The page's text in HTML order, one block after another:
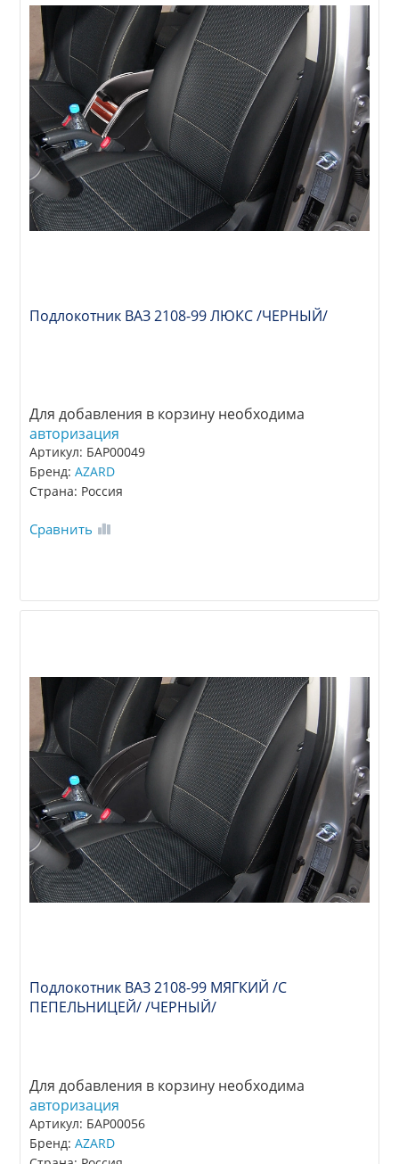
Подлокотник ВАЗ 2108-99 ЛЮКС /ЧЕРНЫЙ/
Для добавления в корзину необходима
авторизация
Артикул: БАР00049
Бренд:AZARD
Страна: Россия
Сравнить
Подлокотник ВАЗ 2108-99 МЯГКИЙ /С
ПЕПЕЛЬНИЦЕЙ/ /ЧЕРНЫЙ/
Для добавления в корзину необходима
авторизация
Артикул: БАР00056
Бренд:AZARD